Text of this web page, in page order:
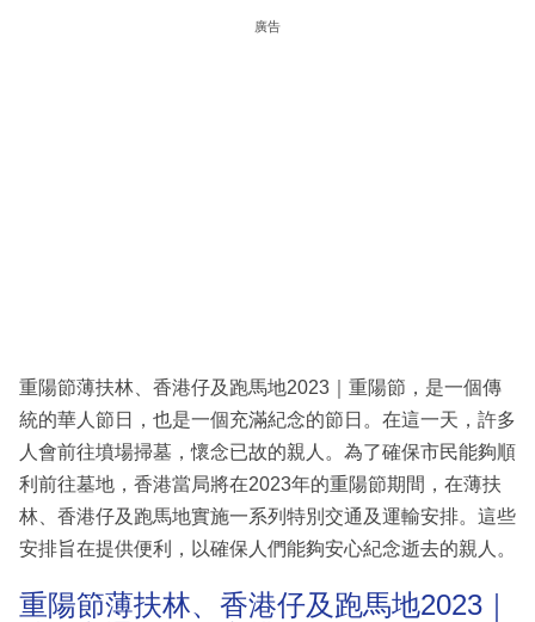
區
廣告
重陽節薄扶林、香港仔及跑馬地2023｜重陽節，是一個傳
統的華人節日，也是一個充滿紀念的節日。在這一天，許多
人會前往墳場掃墓，懷念已故的親人。為了確保市民能夠順
利前往墓地，香港當局將在2023年的重陽節期間，在薄扶
林、香港仔及跑馬地實施一系列特別交通及運輸安排。這些
安排旨在提供便利，以確保人們能夠安心紀念逝去的親人。
重陽節薄扶林、香港仔及跑馬地2023｜